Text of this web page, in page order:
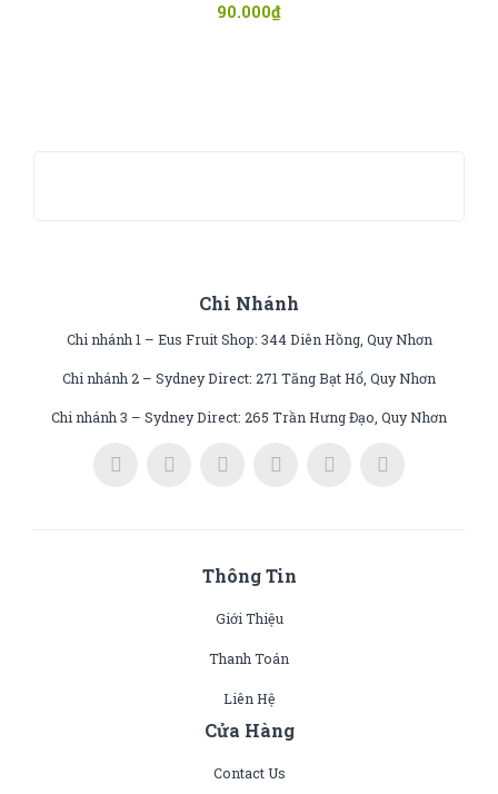
90.000₫
Chi Nhánh
Chi nhánh 1 – Eus Fruit Shop: 344 Diên Hồng, Quy Nhơn
Chi nhánh 2 – Sydney Direct: 271 Tăng Bạt Hổ, Quy Nhơn
Chi nhánh 3 – Sydney Direct: 265 Trần Hưng Đạo, Quy Nhơn
Thông Tin
Giới Thiệu
Thanh Toán
Liên Hệ
Cửa Hàng
Contact Us